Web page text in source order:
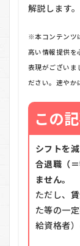
解説します。
※本コンテンツ
高い情報提供を
表現がございま
ださい。速やか
この
シフトを
合退職（
ません。
ただし、
た等の一
給資格者）